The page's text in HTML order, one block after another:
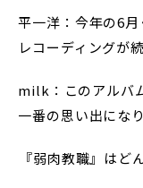
平一洋：今年の6
レコーディングが
milk：このアルバ
一番の思い出にな
――『弱肉教職』は